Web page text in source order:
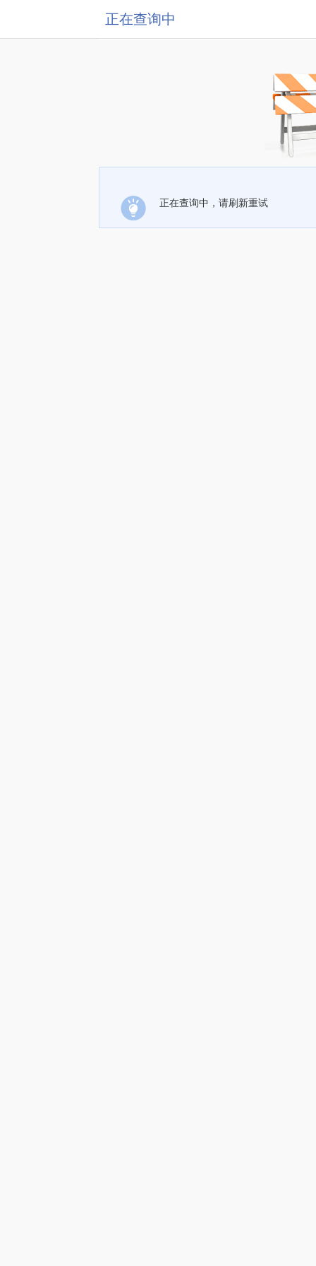
正在查询中
正在查询中，请刷新重试